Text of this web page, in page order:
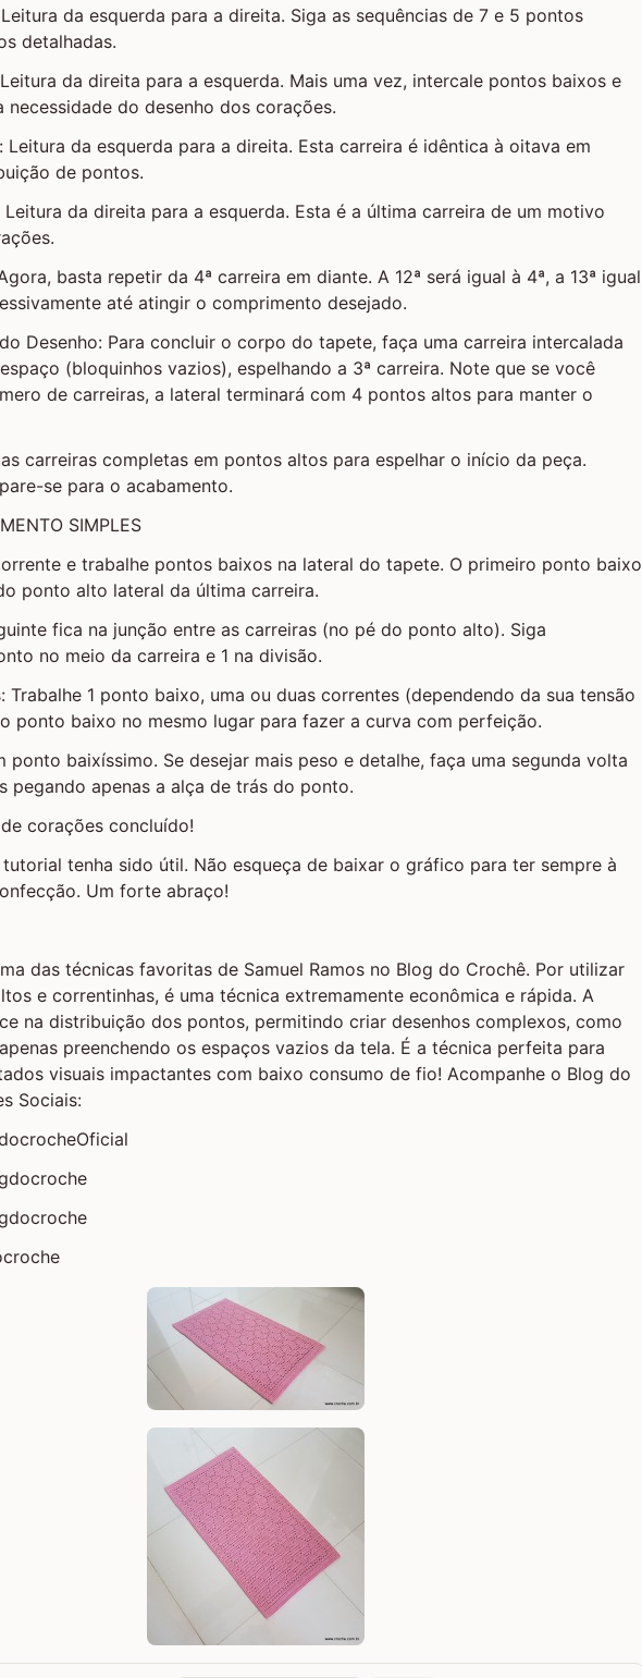
da esquerda para a direita. Siga as sequências de 7 e 5 pontos
detalhadas.
da direita para a esquerda. Mais uma vez, intercale pontos baixos e
necessidade do desenho dos corações.
Leitura da esquerda para a direita. Esta carreira é idêntica à oitava em
de pontos.
Leitura da direita para a esquerda. Esta é a última carreira de um motivo
basta repetir da 4ª carreira em diante. A 12ª será igual à 4ª, a 13ª igual
até atingir o comprimento desejado.
Desenho: Para concluir o corpo do tapete, faça uma carreira intercalada
(bloquinhos vazios), espelhando a 3ª carreira. Note que se você
de carreiras, a lateral terminará com 4 pontos altos para manter o
carreiras completas em pontos altos para espelhar o início da peça.
se para o acabamento.
SIMPLES
e trabalhe pontos baixos na lateral do tapete. O primeiro ponto baixo
ponto alto lateral da última carreira.
fica na junção entre as carreiras (no pé do ponto alto). Siga
no meio da carreira e 1 na divisão.
Trabalhe 1 ponto baixo, uma ou duas correntes (dependendo da sua tensão
ponto baixo no mesmo lugar para fazer a curva com perfeição.
ponto baixíssimo. Se desejar mais peso e detalhe, faça uma segunda volta
pegando apenas a alça de trás do ponto.
corações concluído!
tenha sido útil. Não esqueça de baixar o gráfico para ter sempre à
Um forte abraço!
das técnicas favoritas de Samuel Ramos no Blog do Crochê. Por utilizar
e correntinhas, é uma técnica extremamente econômica e rápida. A
na distribuição dos pontos, permitindo criar desenhos complexos, como
preenchendo os espaços vazios da tela. É a técnica perfeita para
visuais impactantes com baixo consumo de fio! Acompanhe o Blog do
Sociais: